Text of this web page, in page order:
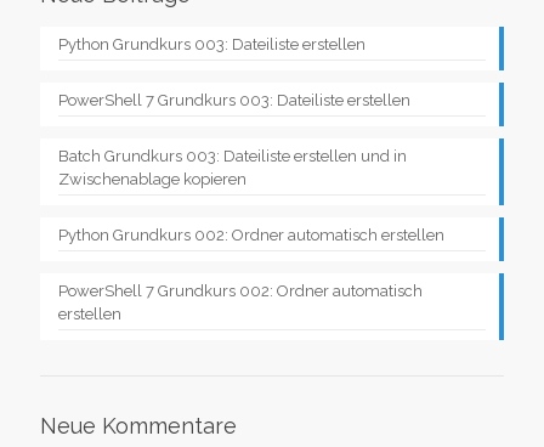
Python Grundkurs 003: Dateiliste erstellen
PowerShell 7 Grundkurs 003: Dateiliste erstellen
Batch Grundkurs 003: Dateiliste erstellen und in
Zwischenablage kopieren
Python Grundkurs 002: Ordner automatisch erstellen
PowerShell 7 Grundkurs 002: Ordner automatisch
erstellen
Neue Kommentare